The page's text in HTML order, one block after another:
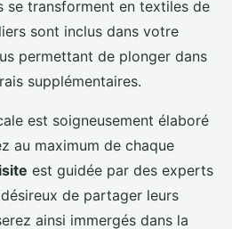
se transforment en textiles de
sont inclus dans votre
permettant de plonger dans
supplémentaires.
est soigneusement élaboré
au maximum de chaque
est guidée par des experts
de partager leurs
ainsi immergés dans la